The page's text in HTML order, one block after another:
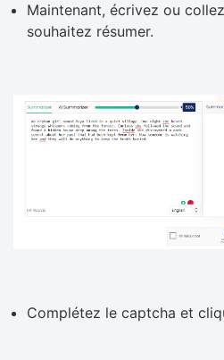
Maintenant, écrivez ou
souhaitez résumer.
Complétez le captcha et